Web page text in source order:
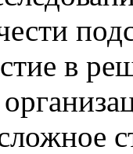
в